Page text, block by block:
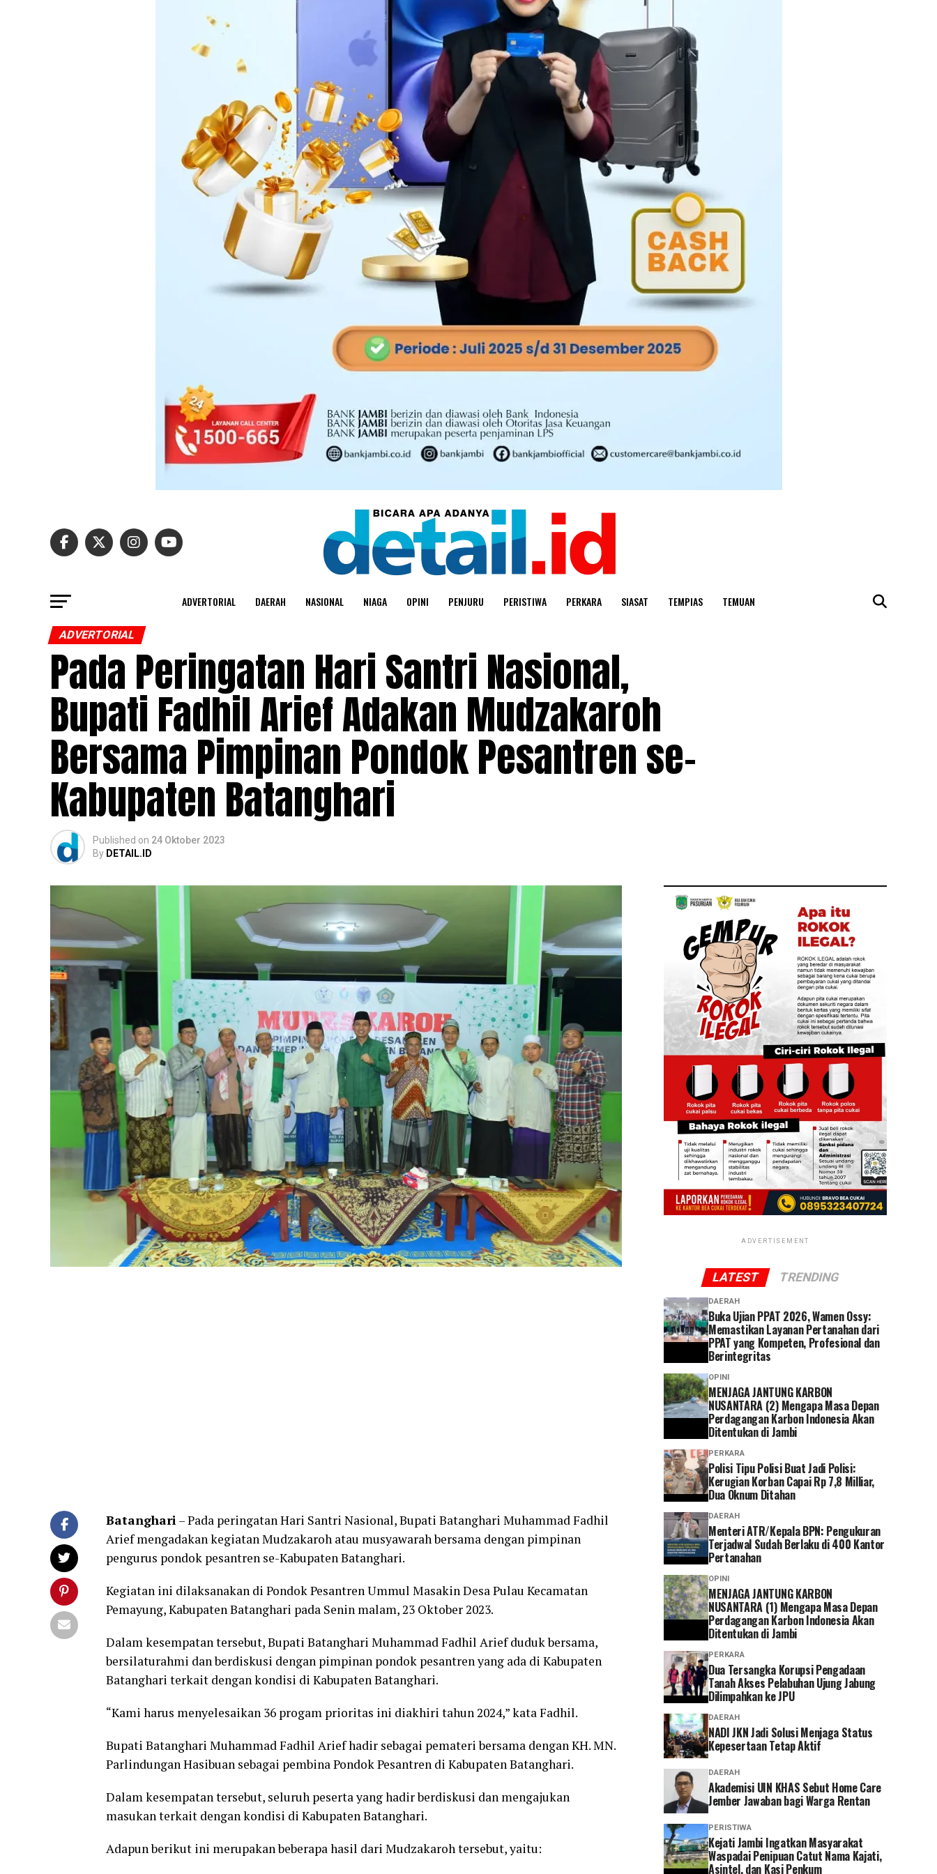
ADVERTORIAL DAERAH NASIONAL NIAGA OPINI PENJURU PERISTIWA PERKARA SIASAT TEMPIAS TEMUAN
ADVERTORIAL
Pada Peringatan Hari Santri Nasional,
Bupati Fadhil Arief Adakan Mudzakaroh
Bersama Pimpinan Pondok Pesantren se-
Kabupaten Batanghari
Published on 24 Oktober 2023
By DETAIL.ID
Batanghari– Pada peringatan Hari Santri Nasional, Bupati Batanghari Muhammad Fadhil
Arief mengadakan kegiatan Mudzakaroh atau musyawarah bersama dengan pimpinan
pengurus pondok pesantren se-Kabupaten Batanghari.
Kegiatan ini dilaksanakan di Pondok Pesantren Ummul Masakin Desa Pulau Kecamatan
Pemayung, Kabupaten Batanghari pada Senin malam, 23 Oktober 2023.
Dalam kesempatan tersebut, Bupati Batanghari Muhammad Fadhil Arief duduk bersama,
bersilaturahmi dan berdiskusi dengan pimpinan pondok pesantren yang ada di Kabupaten
Batanghari terkait dengan kondisi di Kabupaten Batanghari.
“Kami harus menyelesaikan 36 progam prioritas ini diakhiri tahun 2024,” kata Fadhil.
Bupati Batanghari Muhammad Fadhil Arief hadir sebagai pemateri bersama dengan KH. MN.
Parlindungan Hasibuan sebagai pembina Pondok Pesantren di Kabupaten Batanghari.
Dalam kesempatan tersebut, seluruh peserta yang hadir berdiskusi dan mengajukan
masukan terkait dengan kondisi di Kabupaten Batanghari.
Adapun berikut ini merupakan beberapa hasil dari Mudzakaroh tersebut, yaitu:
ADVERTISEMENT
LATEST TRENDING
DAERAH
Buka Ujian PPAT 2026, Wamen Ossy:
Memastikan Layanan Pertanahan dari
PPAT yang Kompeten, Profesional dan
Berintegritas
OPINI
MENJAGA JANTUNG KARBON
NUSANTARA (2) Mengapa Masa Depan
Perdagangan Karbon Indonesia Akan
Ditentukan di Jambi
PERKARA
Polisi Tipu Polisi Buat Jadi Polisi:
Kerugian Korban Capai Rp 7,8 Milliar,
Dua Oknum Ditahan
DAERAH
Menteri ATR/Kepala BPN: Pengukuran
Terjadwal Sudah Berlaku di 400 Kantor
Pertanahan
OPINI
MENJAGA JANTUNG KARBON
NUSANTARA (1) Mengapa Masa Depan
Perdagangan Karbon Indonesia Akan
Ditentukan di Jambi
PERKARA
Dua Tersangka Korupsi Pengadaan
Tanah Akses Pelabuhan Ujung Jabung
Dilimpahkan ke JPU
DAERAH
NADI JKN Jadi Solusi Menjaga Status
Kepesertaan Tetap Aktif
DAERAH
Akademisi UIN KHAS Sebut Home Care
Jember Jawaban bagi Warga Rentan
PERISTIWA
‎Kejati Jambi Ingatkan Masyarakat
Waspadai Penipuan Catut Nama Kajati,
Asintel, dan Kasi Penkum